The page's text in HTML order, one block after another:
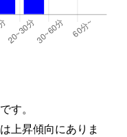
す。
上昇傾向にありま